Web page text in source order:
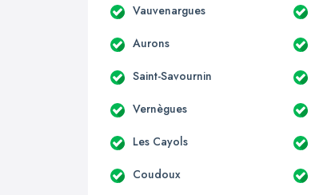
Vauvenargues
Aurons
Saint-Savournin
Vernègues
Les Cayols
Coudoux